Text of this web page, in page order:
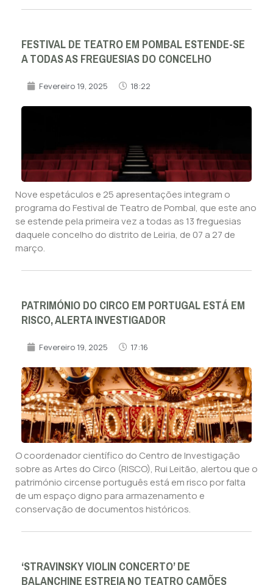
FESTIVAL DE TEATRO EM POMBAL ESTENDE-SE
A TODAS AS FREGUESIAS DO CONCELHO
Fevereiro 19, 2025 18:22
Nove espetáculos e 25 apresentações integram o
programa do Festival de Teatro de Pombal, que este ano
se estende pela primeira vez a todas as 13 freguesias
daquele concelho do distrito de Leiria, de 07 a 27 de
março.
PATRIMÓNIO DO CIRCO EM PORTUGAL ESTÁ EM
RISCO, ALERTA INVESTIGADOR
Fevereiro 19, 2025 17:16
O coordenador científico do Centro de Investigação
sobre as Artes do Circo (RISCO), Rui Leitão, alertou que o
património circense português está em risco por falta
de um espaço digno para armazenamento e
conservação de documentos históricos.
‘STRAVINSKY VIOLIN CONCERTO’ DE